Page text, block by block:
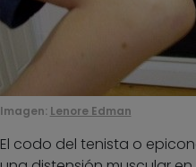
Imagen: Lenore Edman
El codo del tenista o